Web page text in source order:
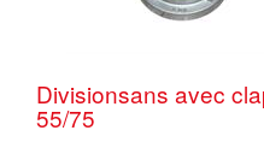
Divisionsans avec
55/75